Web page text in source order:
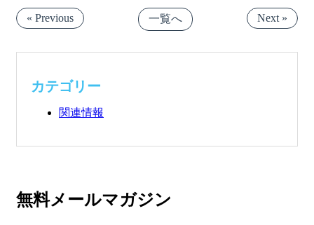
« Previous 一覧へ Next »
カテゴリー
関連情報
無料メールマガジン